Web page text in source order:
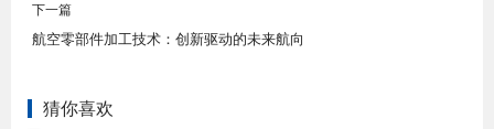
下一篇
航空零部件加工技术：创新驱动的未来航向
猜你喜欢